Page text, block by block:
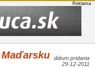
Reklama
dátum pridania
29-12-2011